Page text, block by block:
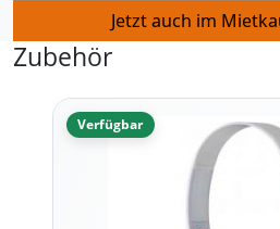
Jetzt auch im
Zubehör
Verfügbar